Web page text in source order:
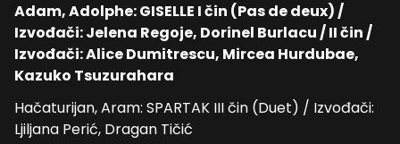
Adam, Adolphe: GISELLE I čin (Pas de deux) /
Izvođači: Jelena Regoje, Dorinel Burlacu / II čin /
Izvođači: Alice Dumitrescu, Mircea Hurdubae,
Kazuko Tsuzurahara
Hačaturijan, Aram: SPARTAK III čin (Duet) / Izvođači:
Ljiljana Perić, Dragan Tičić